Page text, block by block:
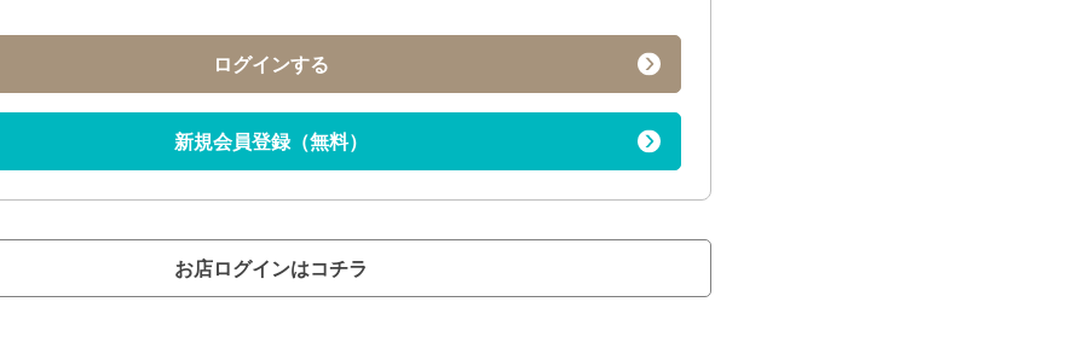
ログインする
新規会員登録（無料）
お店ログインはコチラ